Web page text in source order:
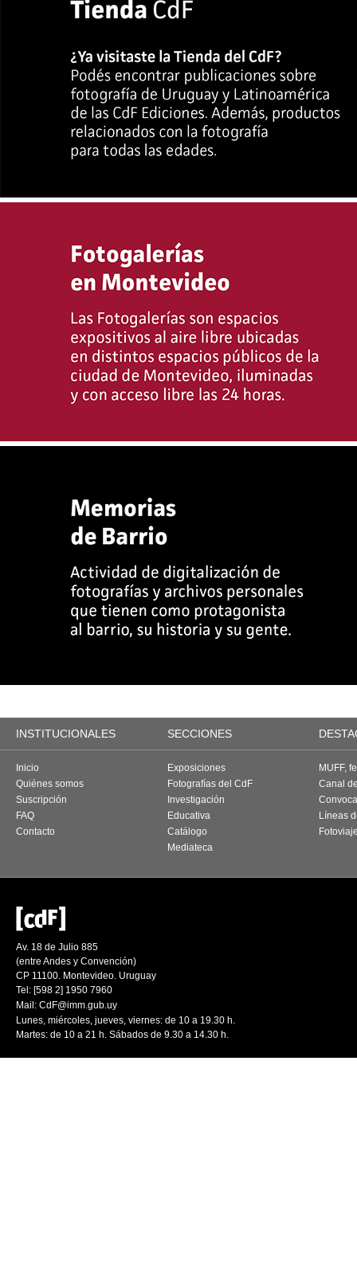
INSTITUCIONALES SECCIONES
Inicio
Quiénes somos
Suscripción
FAQ
Contacto
Exposiciones
Fotografías del CdF
Investigación
Educativa
Catálogo
Mediateca
MUFF,
Canal
Líneas
Av. 18 de Julio 885
(entre Andes y Convención)
CP 11100. Montevideo. Uruguay
Tel: [598 2] 1950 7960
Mail: CdF@imm.gub.uy
Lunes, miércoles, jueves, viernes: de 10 a 19.30 h.
Martes: de 10 a 21 h. Sábados de 9.30 a 14.30 h.